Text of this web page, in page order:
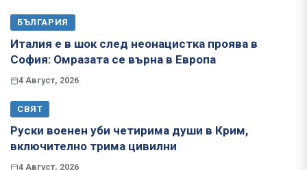
БЪЛГАРИЯ
Италия е в шок след неонацистка проява в
София: Омразата се върна в Европа
4 Август, 2026
СВЯТ
Руски военен уби четирима души в Крим,
включително трима цивилни
4 Август, 2026